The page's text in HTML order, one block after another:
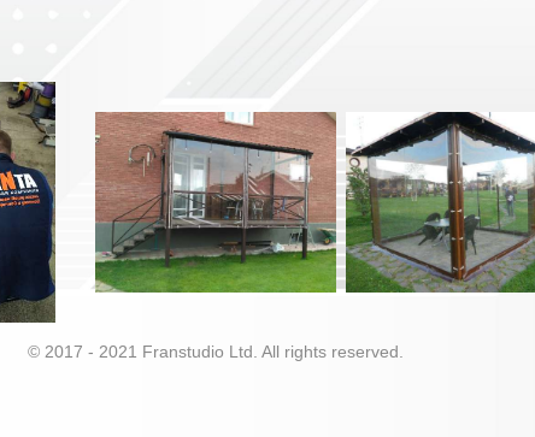
© 2017 - 2021 Franstudio Ltd. All rights reserved.